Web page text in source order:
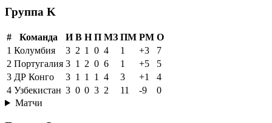
Группа K
# Команда И В Н П МЗ ПМ РМ О
1 Колумбия 3 2 1 0 4 1 +3
7
2 Португалия 3 1 2 0 6 1 +5
5
3 ДР Конго 3 1 1 1 4 3 +1
4
4 Узбекистан 3 0 0 3 2 11 -9
0
Матчи